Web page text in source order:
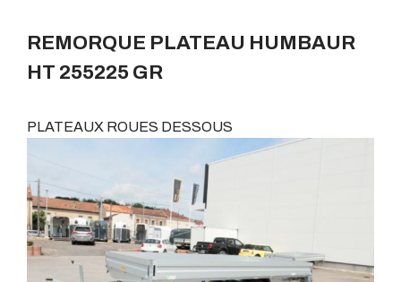
REMORQUE PLATEAU HUMBAUR
HT 255225 GR
PLATEAUX ROUES DESSOUS